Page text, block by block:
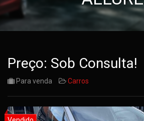
Preço: Sob Consulta!
Para venda Carros